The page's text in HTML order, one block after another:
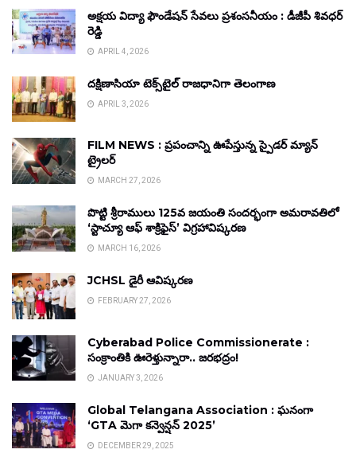
అక్షయ విద్యా ఫౌండేషన్ సేవలు ప్రశంసనీయం : డీజీపీ శివధర్
రెడ్డి
APRIL 4, 2026
దక్షిణాసియా టెక్స్‌టైల్ రాజధానిగా తెలంగాణ
APRIL 3, 2026
FILM NEWS : ప్రపంచాన్ని ఊపేస్తున్న స్పైడర్ మ్యాన్
ట్రైలర్
MARCH 27, 2026
పొట్టి శ్రీరాములు 125వ జయంతి సందర్భంగా అమరావతిలో
‘స్టాచ్యూ ఆఫ్ శాక్రిఫైస్’ విగ్రహావిష్కరణ
MARCH 16, 2026
JCHSL డైరీ ఆవిష్కరణ
FEBRUARY 27, 2026
Cyberabad Police Commissionerate :
సంక్రాంతికి ఊరెళ్తున్నారా.. జరభద్రం!
JANUARY 3, 2026
Global Telangana Association : ఘనంగా
‘GTA మెగా కన్వెన్షన్ 2025’
DECEMBER 29, 2025